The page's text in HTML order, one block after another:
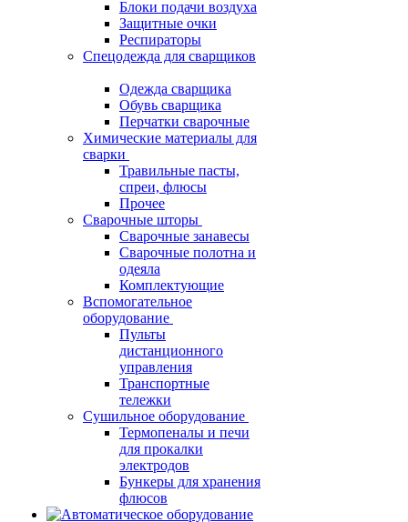
Блоки подачи воздуха
Защитные очки
Респираторы
Спецодежда для сварщиков
Одежда сварщика
Обувь сварщика
Перчатки сварочные
Химические материалы для
сварки
Травильные пасты,
спреи, флюсы
Прочее
Сварочные шторы
Сварочные занавесы
Сварочные полотна и
одеяла
Комплектующие
Вспомогательное
оборудование
Пульты
дистанционного
управления
Транспортные
тележки
Сушильное оборудование
Термопеналы и печи
для прокалки
электродов
Бункеры для хранения
флюсов